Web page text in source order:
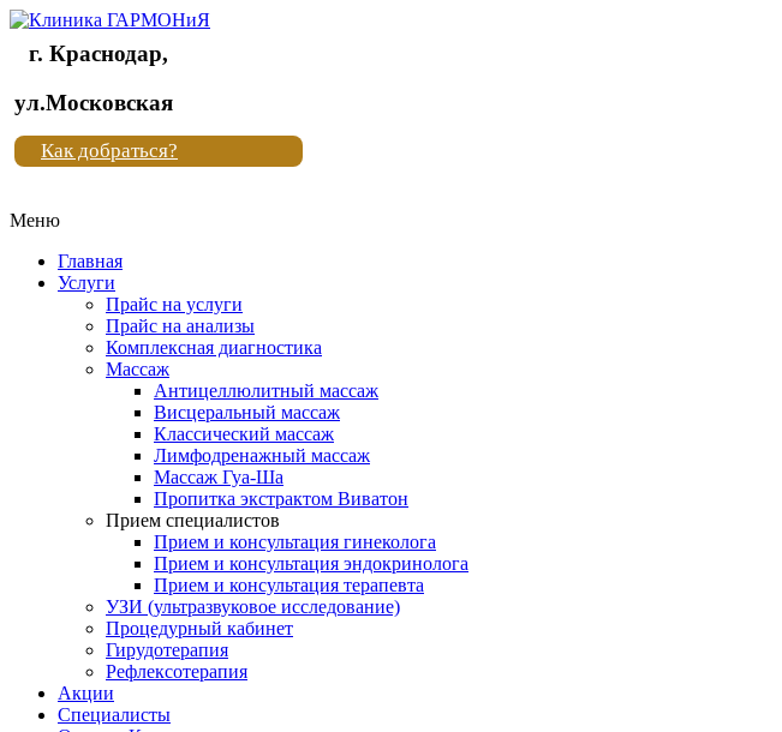
Клиника
"Новая
жизнь"
Клиника
жизнь"
г. Краснодар,
ул.Московская
Как добраться?
Меню
Главная
Услуги
Прайс на услуги
Прайс на анализы
Комплексная диагностика
Массаж
Антицеллюлитный массаж
Висцеральный массаж
Классический массаж
Лимфодренажный массаж
Массаж Гуа-Ша
Пропитка экстрактом Виватон
Прием специалистов
Прием и консультация гинеколога
Прием и консультация эндокринолога
Прием и консультация терапевта
УЗИ (ультразвуковое исследование)
Процедурный кабинет
Гирудотерапия
Рефлексотерапия
Акции
Специалисты